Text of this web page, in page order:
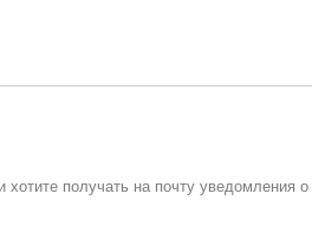
хотите получать на почту уведомления